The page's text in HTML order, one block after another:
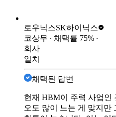
로우닉스SK하이닉스
코상무 ∙ 채택률 75% ∙
회사
일치
채택된 답변
현재 HBM이 주력 사업인
오도 많이 느는 게 맞지만